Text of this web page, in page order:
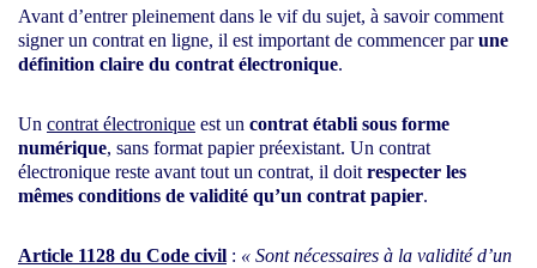
Avant d’entrer pleinement dans le vif du sujet, à savoir comment
signer un contrat en ligne, il est important de commencer parune
définition claire du contrat électronique.
Un contrat électronique est un contrat établi sous forme
numérique, sans format papier préexistant. Un contrat
électronique reste avant tout un contrat, il doit respecter les
mêmes conditions de validité qu’un contrat papier.
Article 1128 du Code civil : « Sont nécessaires à la validité d’un